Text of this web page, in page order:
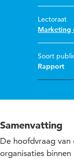
Lectoraat
Marketing
Soort
Rapport
Samenvatting
De hoofdvraag van
organisaties